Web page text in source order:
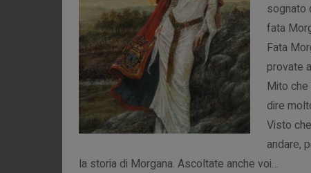
sognato
fata
Fata
provate
Mito che
dire
Visto
andare,
la storia di Morgana. Ascoltate anche voi…